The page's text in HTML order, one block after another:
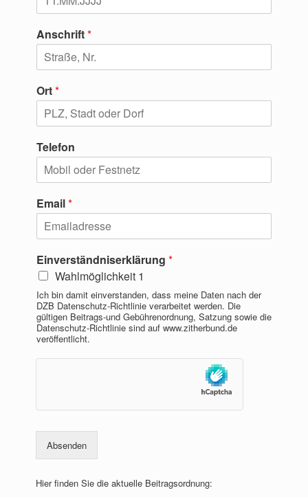
Anschrift*
Ort*
Telefon
Email*
Einverständniserklärung *
Wahlmöglichkeit 1
Ich bin damit einverstanden, dass meine Daten nach der
DZB Datenschutz-Richtlinie verarbeitet werden. Die
gültigen Beitrags-und Gebührenordnung, Satzung sowie die
Datenschutz-Richtlinie sind auf www.zitherbund.de
veröffentlicht.
Absenden
Hier finden Sie die aktuelle Beitragsordnung: